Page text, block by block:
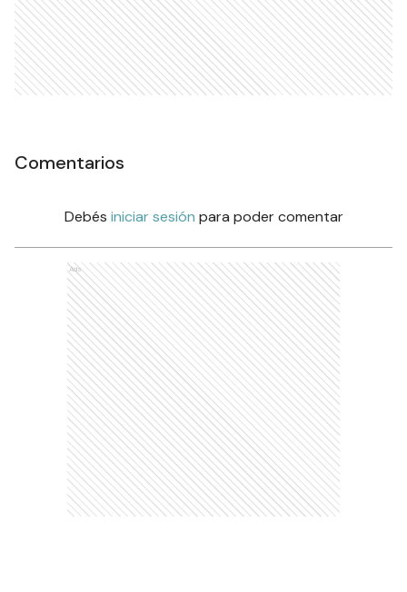
Comentarios
Debés iniciar sesión para poder comentar
Ads